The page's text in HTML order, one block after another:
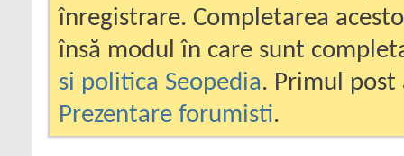
înregistrare. Completarea
însă modul în care sunt
si politica Seopedia. Primul
Prezentare forumisti.